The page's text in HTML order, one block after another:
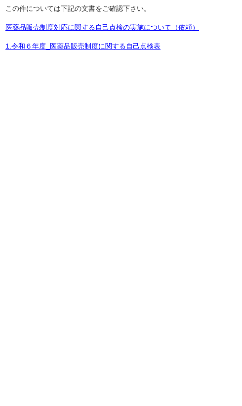
この件については下記の文書をご確認下さい。
医薬品販売制度対応に関する自己点検の実施について（依頼）
1.令和６年度_医薬品販売制度に関する自己点検表